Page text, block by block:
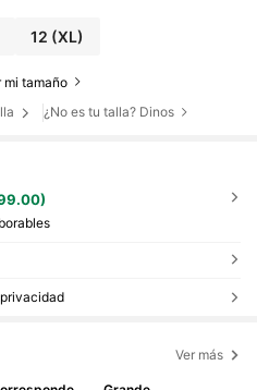
12 (XL)
mi tamaño
¿No es tu talla? Dinos
Ver más